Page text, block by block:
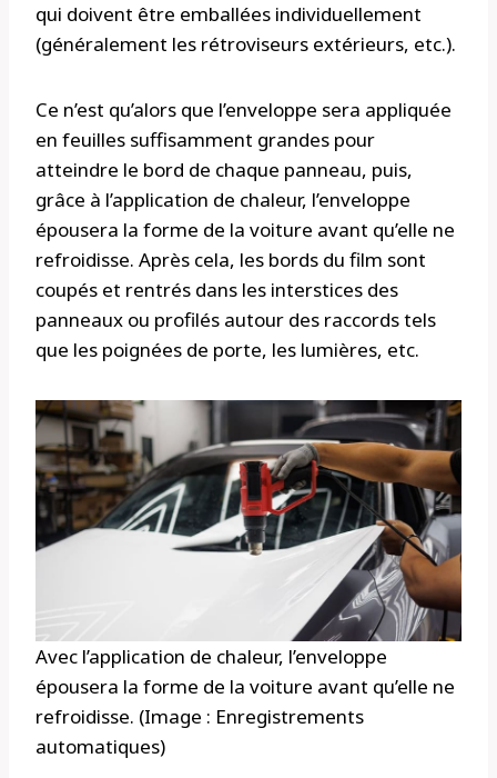
qui doivent être emballées individuellement
(généralement les rétroviseurs extérieurs, etc.).
Ce n’est qu’alors que l’enveloppe sera appliquée
en feuilles suffisamment grandes pour
atteindre le bord de chaque panneau, puis,
grâce à l’application de chaleur, l’enveloppe
épousera la forme de la voiture avant qu’elle ne
refroidisse. Après cela, les bords du film sont
coupés et rentrés dans les interstices des
panneaux ou profilés autour des raccords tels
que les poignées de porte, les lumières, etc.
Avec l’application de chaleur, l’enveloppe
épousera la forme de la voiture avant qu’elle ne
refroidisse. (Image : Enregistrements
automatiques)